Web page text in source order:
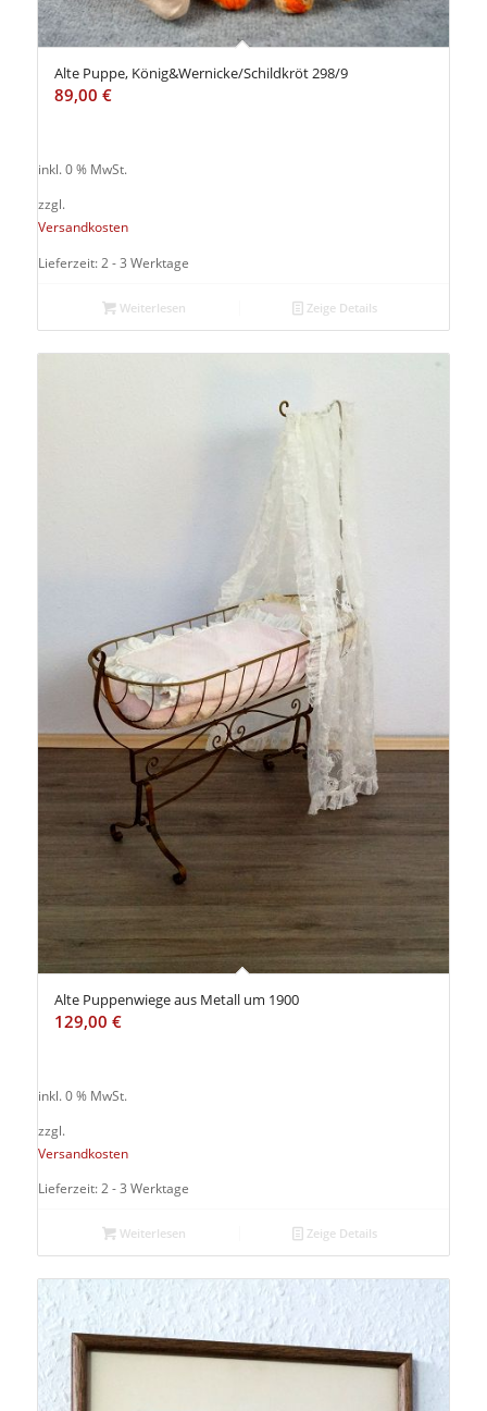
Alte Puppe, König&Wernicke/Schildkröt 298/9
89,00 €
inkl. 0 % MwSt.
zzgl.
Versandkosten
Lieferzeit: 2 - 3 Werktage
Weiterlesen Zeige Details
Alte Puppenwiege aus Metall um 1900
129,00 €
inkl. 0 % MwSt.
zzgl.
Versandkosten
Lieferzeit: 2 - 3 Werktage
Weiterlesen Zeige Details